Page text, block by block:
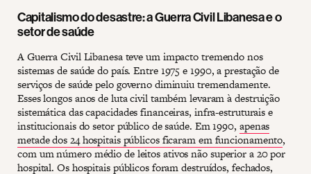
Capitalismo do desastre: a Guerra Civil Libanesa e o
setor de saúde
A Guerra Civil Libanesa teve um impacto tremendo nos
sistemas de saúde do país. Entre 1975 e 1990, a prestação de
serviços de saúde pelo governo diminuiu tremendamente.
Esses longos anos de luta civil também levaram à destruição
sistemática das capacidades financeiras, infra-estruturais e
institucionais do setor público de saúde. Em 1990, apenas
metade dos 24 hospitais públicos ficaram em funcionamento,
com um número médio de leitos ativos não superior a 20 por
hospital. Os hospitais públicos foram destruídos, fechados,